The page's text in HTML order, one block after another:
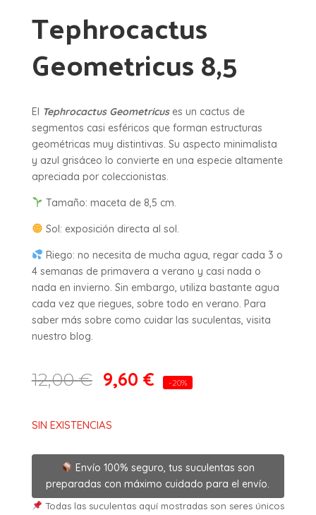
Tephrocactus
Geometricus 8,5
El Tephrocactus Geometricuses un cactus de
segmentos casi esféricos que forman estructuras
geométricas muy distintivas. Su aspecto minimalista
y azul grisáceo lo convierte en una especie altamente
apreciada por coleccionistas.
Tamaño: maceta de 8,5 cm.
Sol: exposición directa al sol.
Riego: no necesita de mucha agua, regar cada 3 o
4 semanas de primavera a verano y casi nada o
nada en invierno. Sin embargo, utiliza bastante agua
cada vez que riegues, sobre todo en verano. Para
saber más sobre como cuidar las suculentas, visita
nuestro blog.
12,00€ 9,60 € -20%
SIN EXISTENCIAS
Envío 100% seguro, tus suculentas son
preparadas con máximo cuidado para el envío.
Todas las suculentas aquí mostradas son seres únicos